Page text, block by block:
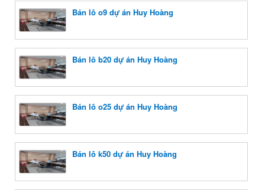
Bán lô o9 dự án Huy Hoàng
Bán lô b20 dự án Huy Hoàng
Bán lô o25 dự án Huy Hoàng
Bán lô k50 dự án Huy Hoàng